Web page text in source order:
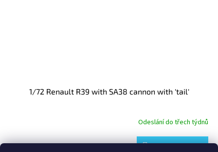
1/72 Renault R39 with SA38 cannon with 'tail'
Odeslání do třech týdnů